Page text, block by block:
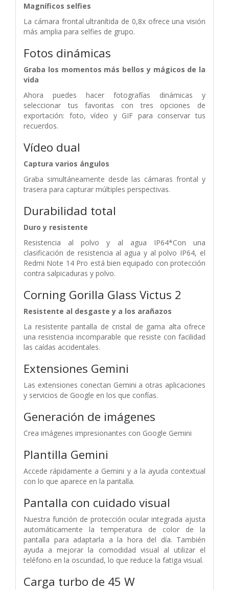
Magníficos selfies
La cámara frontal ultranítida de 0,8x ofrece una visión
más amplia para selfies de grupo.
Fotos dinámicas
Graba los momentos más bellos y mágicos de la
vida
Ahora puedes hacer fotografías dinámicas y
seleccionar tus favoritas con tres opciones de
exportación: foto, vídeo y GIF para conservar tus
recuerdos.
Vídeo dual
Captura varios ángulos
Graba simultáneamente desde las cámaras frontal y
trasera para capturar múltiples perspectivas.
Durabilidad total
Duro y resistente
Resistencia al polvo y al agua IP64*Con una
clasificación de resistencia al agua y al polvo IP64, el
Redmi Note 14 Pro está bien equipado con protección
contra salpicaduras y polvo.
Corning Gorilla Glass Victus 2
Resistente al desgaste y a los arañazos
La resistente pantalla de cristal de gama alta ofrece
una resistencia incomparable que resiste con facilidad
las caídas accidentales.
Extensiones Gemini
Las extensiones conectan Gemini a otras aplicaciones
y servicios de Google en los que confías.
Generación de imágenes
Crea imágenes impresionantes con Google Gemini
Plantilla Gemini
Accede rápidamente a Gemini y a la ayuda contextual
con lo que aparece en la pantalla.
Pantalla con cuidado visual
Nuestra función de protección ocular integrada ajusta
automáticamente la temperatura de color de la
pantalla para adaptarla a la hora del día. También
ayuda a mejorar la comodidad visual al utilizar el
teléfono en la oscuridad, lo que reduce la fatiga visual.
Carga turbo de 45 W